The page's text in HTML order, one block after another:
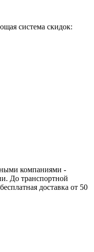
система скидок:
компаниями -
До транспортной
доставка от 50